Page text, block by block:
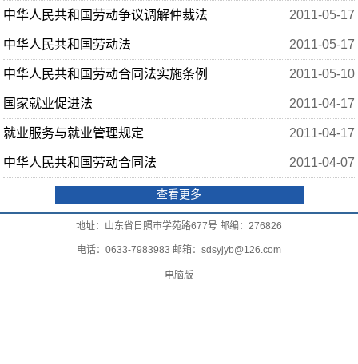
中华人民共和国劳动争议调解仲裁法 2011-05-17
中华人民共和国劳动法 2011-05-17
中华人民共和国劳动合同法实施条例 2011-05-10
国家就业促进法 2011-04-17
就业服务与就业管理规定 2011-04-17
中华人民共和国劳动合同法 2011-04-07
查看更多
地址：山东省日照市学苑路677号 邮编：276826
电话：0633-7983983 邮箱：sdsyjyb@126.com
电脑版